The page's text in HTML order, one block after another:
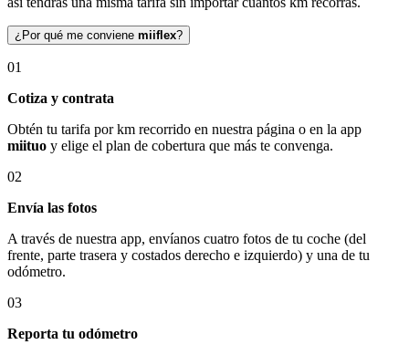
¿Por qué me conviene miiflex?
01
Cotiza y contrata
Obtén tu tarifa por km recorrido en nuestra página o en la app
miituo y elige el plan de cobertura que más te convenga.
02
Envía las fotos
A través de nuestra app, envíanos cuatro fotos de tu coche (del
frente, parte trasera y costados derecho e izquierdo) y una de tu
odómetro.
03
Reporta tu odómetro